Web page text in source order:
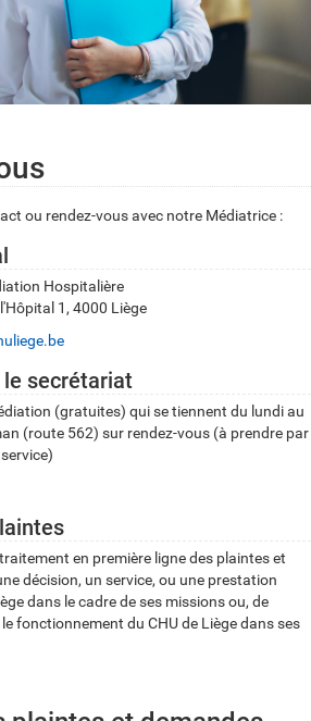
ou rendez-vous avec notre Médiatrice :
Hospitalière
1, 4000 Liège
secrétariat
(gratuites) qui se tiennent du lundi au
(route 562) sur rendez-vous (à prendre par
en première ligne des plaintes et
décision, un service, ou une prestation
dans le cadre de ses missions ou, de
fonctionnement du CHU de Liège dans ses